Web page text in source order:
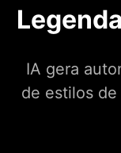
IA gera
de estilos